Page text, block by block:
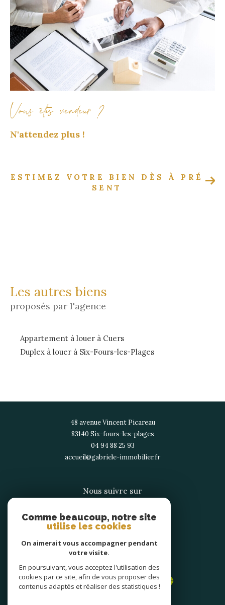
Vous êtes vendeur ?
N'attendez plus !
ESTIMEZ VOTRE BIEN DÈS À PRÉ
SENT
Les autres biens
proposés par l'agence
Appartement à louer à Cuers
Duplex à louer à Six-Fours-les-Plages
48 avenue Vincent Picareau
83140
six-fours-les-plages
04 94 88 25 93
accueil@gabriele-immobilier.fr
Nous suivre sur
Adhérents
Comme beaucoup, notre site
utilise les cookies
On aimerait vous accompagner pendant
votre visite.
En poursuivant, vous acceptez l'utilisation des
cookies par ce site, afin de vous proposer des
contenus adaptés et réaliser des statistiques !